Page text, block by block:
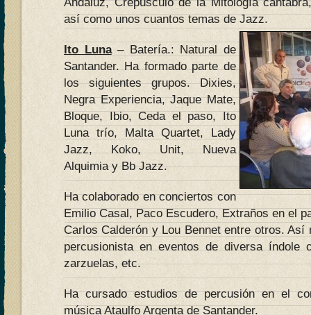
así como unos cuantos temas de Jazz.
Ito Luna– Batería.: Natural de
Santander. Ha formado parte de
los siguientes grupos. Dixies,
Negra Experiencia, Jaque Mate,
Bloque, Ibio, Ceda el paso, Ito
Luna trío, Malta Quartet, Lady
Jazz, Koko, Unit, Nueva
Alquimia y Bb Jazz.
Ha colaborado en conciertos con
Emilio Casal, Paco Escudero, Extraños en el
Carlos Calderón y Lou Bennet entre otros. Así
percusionista en eventos de diversa índole
zarzuelas, etc.
Ha cursado estudios de percusión en el
música Ataulfo Argenta de Santander.